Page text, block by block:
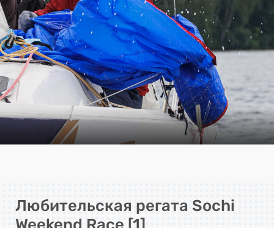
Любительская регата Sochi
Weekend Race [1]